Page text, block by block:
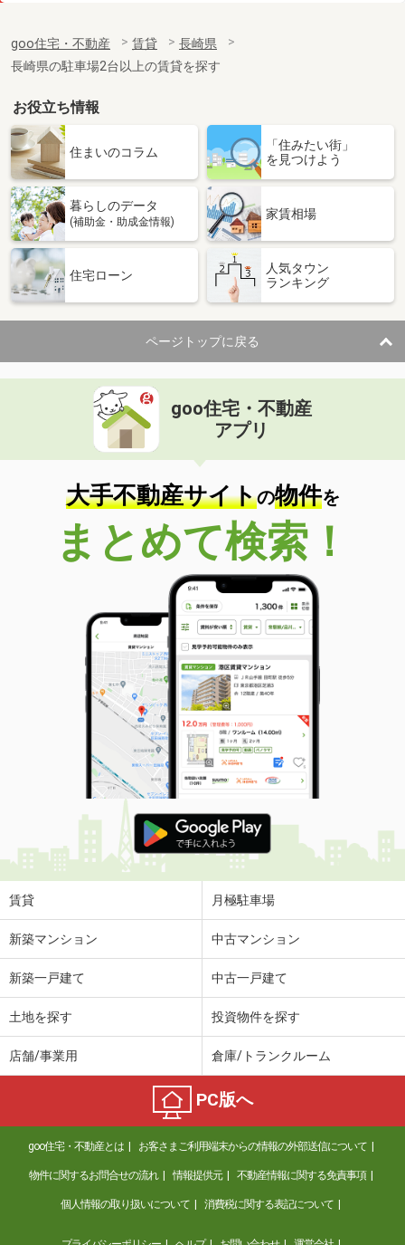
専有面積
55.89m²
間取り
2LDK
長崎県長崎市元船町
価 格
7.30万円
長崎県長崎市元船町
専有面積 50.69m²
間取り
長崎県長崎市元船町
住 所
長崎県長崎市元船町
専有面積 67.49m²
間取り
2LDK
長崎県長崎市元船町
価 格
住 所
長崎県長崎市元船町
専有面積 63.84m²
間取り
2LDK
長崎県佐世保市大和町
価 格
5.30万円
長崎県佐世保市大和町
36.4m²
間取り
1K
長崎県長崎市目覚町
価 格
3.70万円
住 所
長崎県長崎市目覚町
専有面積 24.75m²
間取り
ワンルーム
長崎県諫早市西郷町
価 格
4.70万円
住 所
長崎県諫早市西郷町
専有面積
長崎県西彼杵郡時津町西時津郷
5.30万円
長崎県長崎市目覚町
3.70万円
住 所
長崎県長崎市目覚町
専有面積 24.75m²
間取り
ワンルーム
長崎県長崎市目覚町
goo住宅・不動産 賃貸
長崎県
長崎県の駐車場2台以上の賃貸を探す
お役立ち情報
住まいのコラム
「住みたい街」
を見つけよう
暮らしのデータ
(補助金・助成金情報)
家賃相場
住宅ローン
人気タウン
ランキング
ページトップに戻る
goo住宅・不動産
アプリ
大手不動産サイトの物件を
まとめて検索！
賃貸 月極駐車場
新築マンション 中古マンション
新築一戸建て 中古一戸建て
土地を探す 投資物件を探す
店舗/事業用 倉庫/トランクルーム
PC版へ
goo住宅・不動産とは お客さまご利用端末からの情報の外部送信について
物件に関するお問合せの流れ 情報提供元 不動産情報に関する免責事項
個人情報の取り扱いについて 消費税に関する表記について